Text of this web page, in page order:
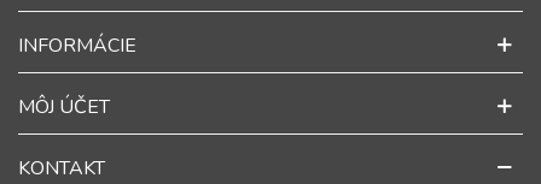
INFORMÁCIE
MÔJ ÚČET
KONTAKT